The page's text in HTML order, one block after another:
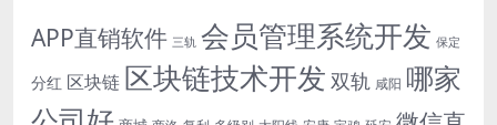
APP直销软件 三轨 会员管理系统开发 保定
分红 区块链 区块链技术开发 双轨 咸阳 哪家